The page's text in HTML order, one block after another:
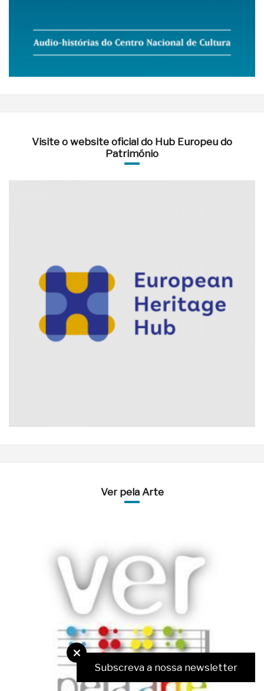
Visite o website oficial do Hub Europeu do
Património
Ver pela Arte
Subscreva a nossa newsletter